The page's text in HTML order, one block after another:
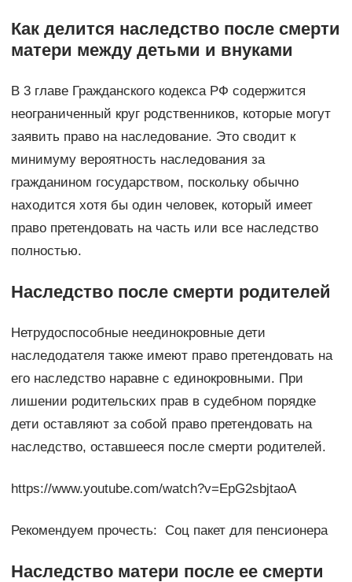
Как делится наследство после смерти
матери между детьми и внуками
В 3 главе Гражданского кодекса РФ содержится
неограниченный круг родственников, которые могут
заявить право на наследование. Это сводит к
минимуму вероятность наследования за
гражданином государством, поскольку обычно
находится хотя бы один человек, который имеет
право претендовать на часть или все наследство
полностью.
Наследство после смерти родителей
Нетрудоспособные неединокровные дети
наследодателя также имеют право претендовать на
его наследство наравне с единокровными. При
лишении родительских прав в судебном порядке
дети оставляют за собой право претендовать на
наследство, оставшееся после смерти родителей.
https://www.youtube.com/watch?v=EpG2sbjtaoA
Рекомендуем прочесть: Соц пакет для пенсионера
Наследство матери после ее смерти